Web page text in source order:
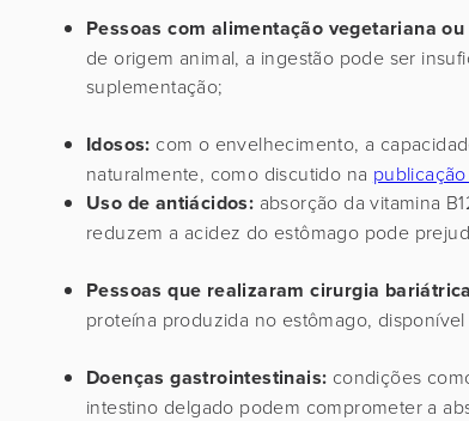
Pessoas com alimentação vegetariana
de origem animal, a ingestão pode ser
suplementação;
Idosos: com o envelhecimento, a
naturalmente, como discutido na
Uso de antiácidos: absorção da vitamina
reduzem a acidez do estômago pode
Pessoas que realizaram cirurgia
proteína produzida no estômago,
Doenças gastrointestinais: condições
intestino delgado podem comprometer a